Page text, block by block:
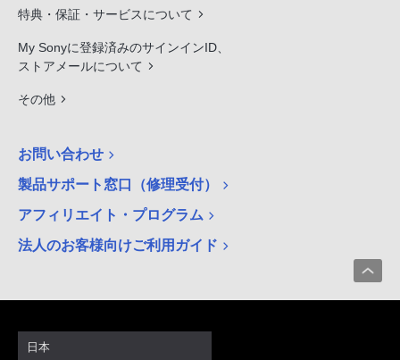
特典・保証・サービスについて
My Sonyに登録済みのサインインID、
ストアメールについて
その他
お問い合わせ
製品サポート窓口（修理受付）
アフィリエイト・プログラム
法人のお客様向けご利用ガイド
日本